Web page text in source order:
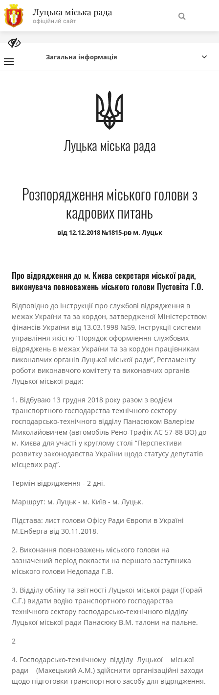
На
головну
Про місто
Міська влада
Міська рада
Публічна інформація
Прозорість влади
Загальна інформація
Луцька міська рада
Розпорядження міського голови з
кадрових питань
від 12.12.2018 №1815-рв м. Луцьк
Про відрядження до м. Києва секретаря міської ради,
виконувача повноважень міського голови Пустовіта Г.О.
Відповідно до Інструкції про службові відрядження в
межах України та за кордон, затвердженої Міністерством
фінансів України від 13.03.1998 №59, Інструкції системи
управління якістю “Порядок оформлення службових
відряджень в межах України та за кордон працівникам
виконавчих органів Луцької міської ради”, Регламенту
роботи виконавчого комітету та виконавчих органів
Луцької міської ради:
1. Відбуваю 13 грудня 2018 року разом з водієм
транспортного господарства технічного сектору
господарсько-технічного відділу Панасюком Валерієм
Миколайовичем (автомобіль Рено-Трафік АС 57-88 ВО) до
м. Києва для участі у круглому столі “Перспективи
розвитку законодавства України щодо статусу депутатів
місцевих рад”.
Термін відрядження - 2 дні.
Маршрут: м. Луцьк - м. Київ - м. Луцьк.
Підстава: лист голови Офісу Ради Європи в Україні
М.Енберга від 30.11.2018.
2. Виконання повноважень міського голови на
зазначений період покласти на першого заступника
міського голови Недопада Г.В.
3. Відділу обліку та звітності Луцької міської ради (Горай
С.Г.) видати водію транспортного господарства
технічного сектору господарсько-технічного відділу
Луцької міської ради Панасюку В.М. талони на пальне.
2
4. Господарсько-технічному відділу Луцької міської
ради (Махецький А.М.) здійснити організаційні заходи
щодо підготовки транспортного засобу для відрядження.